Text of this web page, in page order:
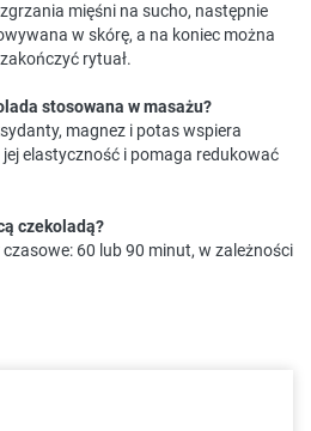
mięśni na sucho, następnie
w skórę, a na koniec można
rytuał.
stosowana w masażu?
magnez i potas wspiera
elastyczność i pomaga redukować
czekoladą?
60 lub 90 minut, w zależności